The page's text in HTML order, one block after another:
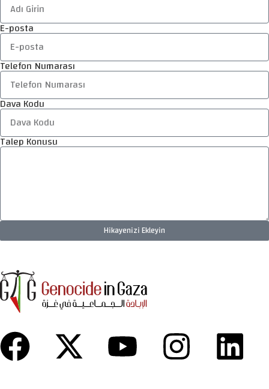
E-posta
Telefon Numarası
Dava Kodu
Talep Konusu
Hikayenizi Ekleyin